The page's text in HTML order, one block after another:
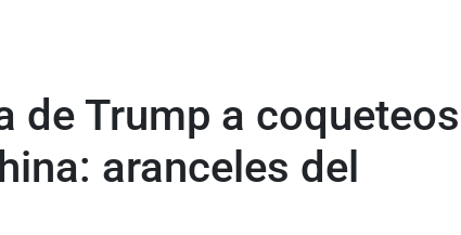
de Trump a coqueteos
aranceles del